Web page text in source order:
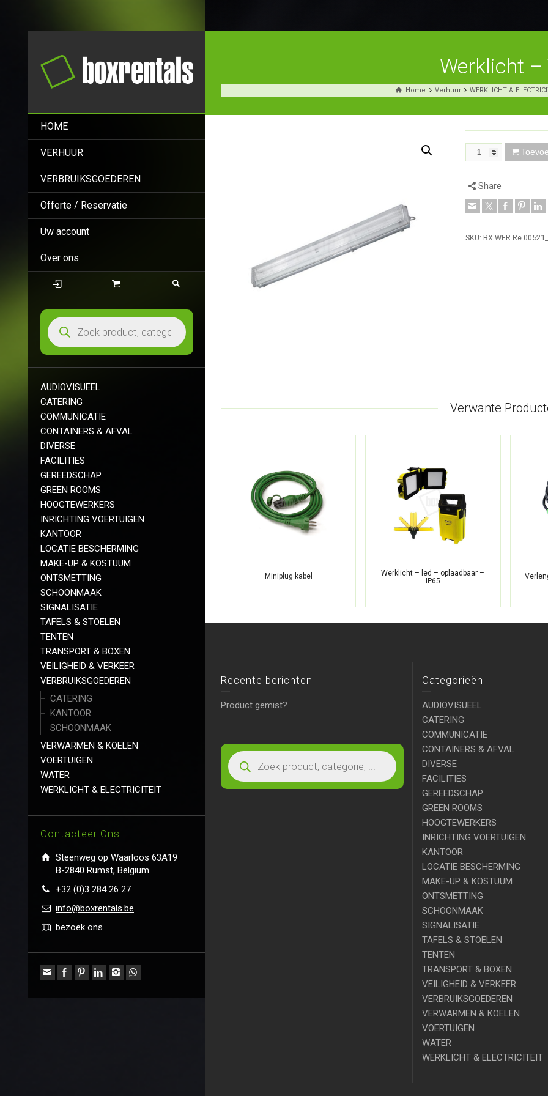
HOME
VERHUUR
VERBRUIKSGOEDEREN
Offerte / Reservatie
Uw account
Over ons
AUDIOVISUEEL
CATERING
COMMUNICATIE
CONTAINERS & AFVAL
DIVERSE
FACILITIES
GEREEDSCHAP
GREEN ROOMS
HOOGTEWERKERS
INRICHTING VOERTUIGEN
KANTOOR
LOCATIE BESCHERMING
MAKE-UP & KOSTUUM
ONTSMETTING
SCHOONMAAK
SIGNALISATIE
TAFELS & STOELEN
TENTEN
TRANSPORT & BOXEN
VEILIGHEID & VERKEER
VERBRUIKSGOEDEREN
CATERING
KANTOOR
SCHOONMAAK
VERWARMEN & KOELEN
VOERTUIGEN
WATER
WERKLICHT & ELECTRICITEIT
Contacteer Ons
Steenweg op Waarloos 63A19
B-2840 Rumst, Belgium
+32 (0)3 284 26 27
info@boxrentals.be
bezoek ons
Werklicht –
Home Verhuur WERKLICHT &
Share
SKU:
Verwante
Miniplug kabel
Werklicht – led – oplaadbaar –
IP65
Recente berichten
Product gemist?
Categorieën
AUDIOVISUEEL
CATERING
COMMUNICATIE
CONTAINERS & AFVAL
DIVERSE
FACILITIES
GEREEDSCHAP
GREEN ROOMS
HOOGTEWERKERS
INRICHTING VOERTUIGEN
KANTOOR
LOCATIE BESCHERMING
MAKE-UP & KOSTUUM
ONTSMETTING
SCHOONMAAK
SIGNALISATIE
TAFELS & STOELEN
TENTEN
TRANSPORT & BOXEN
VEILIGHEID & VERKEER
VERBRUIKSGOEDEREN
VERWARMEN & KOELEN
VOERTUIGEN
WATER
WERKLICHT & ELECTRICITEIT